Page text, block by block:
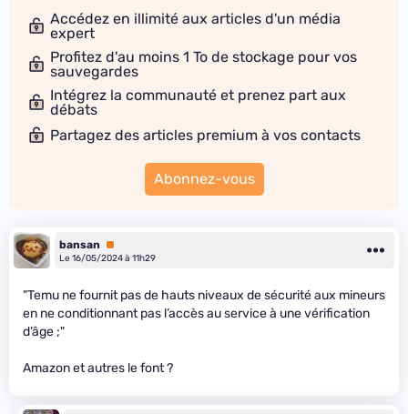
Accédez en illimité aux articles d'un média
expert
Profitez d'au moins 1 To de stockage pour vos
sauvegardes
Intégrez la communauté et prenez part aux
débats
Partagez des articles premium à vos contacts
Abonnez-vous
bansan
Premium
Le 16/05/2024 à 11h29
"Temu ne fournit pas de hauts niveaux de sécurité aux mineurs
en ne conditionnant pas l’accès au service à une vérification
d’âge ;"
Amazon et autres le font ?